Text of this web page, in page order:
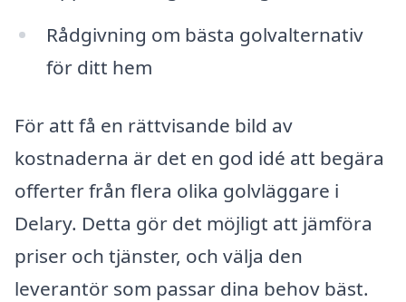
Rådgivning om bästa golvalternativ
för ditt hem
För att få en rättvisande bild av
kostnaderna är det en god idé att begära
offerter från flera olika golvläggare i
Delary. Detta gör det möjligt att jämföra
priser och tjänster, och välja den
leverantör som passar dina behov bäst.